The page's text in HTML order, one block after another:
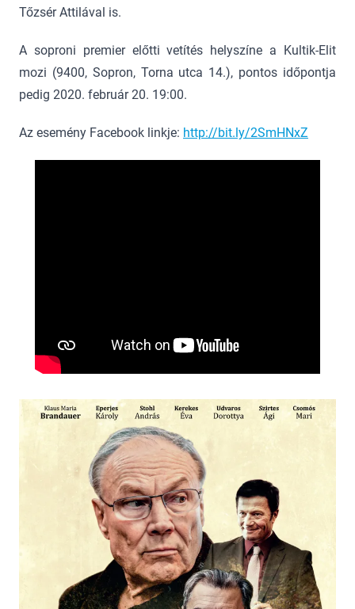
Tőzsér Attilával is.
A soproni premier előtti vetítés helyszíne a Kultik-Elit
mozi (9400, Sopron, Torna utca 14.), pontos időpontja
pedig 2020. február 20. 19:00.
Az esemény Facebook linkje: http://bit.ly/2SmHNxZ